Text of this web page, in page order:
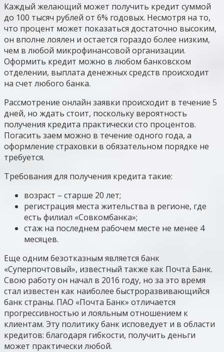
Каждый желающий может получить кредит суммой
до 100 тысяч рублей от 6% годовых. Несмотря на то,
что процент может показаться достаточно высоким,
он вполне лоялен и остается гораздо более низким,
чем в любой микрофинансовой организации.
Оформить кредит можно в любом банковском
отделении, выплата денежных средств происходит
на счет любого банка.
Рассмотрение онлайн заявки происходит в течение 5
дней, но ждать стоит, поскольку вероятность
получения кредита практически сто процентов.
Погасить заем можно в течение одного года, а
оформление страховки в обязательном порядке не
требуется.
Требования для получения кредита такие:
возраст – старше 20 лет;
регистрация места жительства в регионе, где
есть филиал «Совкомбанка»;
стаж на последнем рабочем месте не менее 4
месяцев.
Еще одним безотказным является банк
«Суперпочтовый», известный также как Почта Банк.
Свою работу он начал в 2016 году, но за это время
стал известен как наиболее быстроразвивающийся
банк страны. ПАО «Почта Банк» отличается
прогрессивностью и лояльным отношением к
клиентам. Эту политику банк исповедует и в области
кредитов: благодаря гибкости, получить деньги
может практически любой.